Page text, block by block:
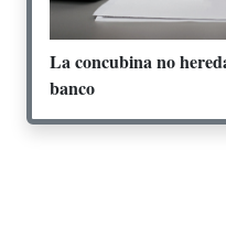
La concubina no
banco